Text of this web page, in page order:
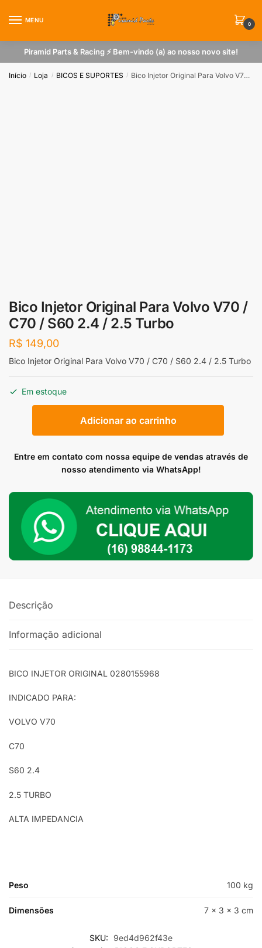
MENU
0
Piramid Parts & Racing ⚡ Bem-vindo (a) ao nosso novo site!
Início / Loja / BICOS E SUPORTES / Bico Injetor Original Para Volvo V70 / C70 / S60 2.4 / 2.5 Turbo
Bico Injetor Original Para Volvo V70 /
C70 / S60 2.4 / 2.5 Turbo
R$ 149,00
Bico Injetor Original Para Volvo V70 / C70 / S60 2.4 / 2.5 Turbo
Em estoque
Original
Para
/
S60
quantidade
Adicionar ao carrinho
Entre em contato com nossa equipe de vendas através de
nosso atendimento via WhatsApp!
Descrição
Informação adicional
BICO INJETOR ORIGINAL 0280155968
INDICADO PARA:
VOLVO V70
C70
S60 2.4
2.5 TURBO
ALTA IMPEDANCIA
Peso 100 kg
Dimensões 7 × 3 × 3 cm
SKU:
9ed4d962f43e